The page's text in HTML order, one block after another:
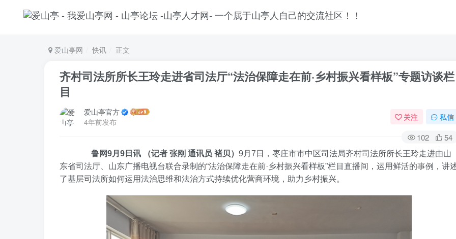
爱山亭网 快讯 正文
齐村司法所所长王玲走进省司法厅“法治保障走在前·乡村振兴看样板”专题访谈栏
目
爱山亭官方
4年前发布
关注 私信
102 54
鲁网9月9日讯 （记者 张刚 通讯员 褚贝） 9月7日，枣庄市市中区司法局齐村司法所所长王玲走进由山
东省司法厅、山东广播电视台联合录制的“法治保障走在前·乡村振兴看样板”栏目直播间，运用鲜活的事例，讲
了基层司法所如何运用法治思维和法治方式持续优化营商环境，助力乡村振兴。